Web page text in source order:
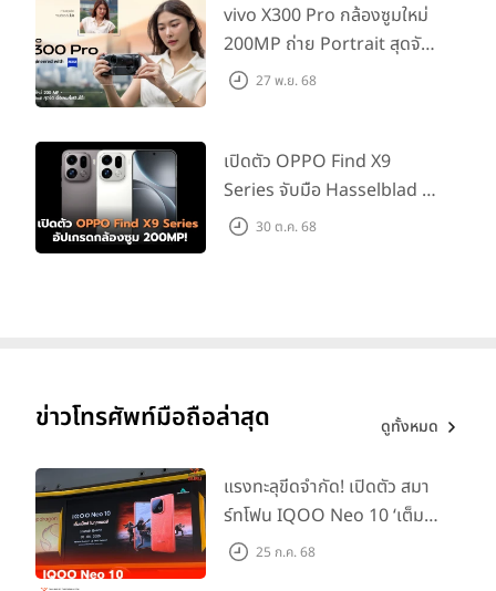
vivo X300 Pro กล้องซูมใหม่
200MP ถ่าย Portrait สุดจัด
ต่อเลนส์เสริมได้!
27 พ.ย. 68
เปิดตัว OPPO Find X9
Series จับมือ Hasselblad อัป
เกรดกล้องซูม 200MP!
30 ต.ค. 68
ข่าวโทรศัพท์มือถือล่าสุด ดูทั้งหมด
แรงทะลุขีดจำกัด! เปิดตัว สมา
ร์ทโฟน IQOO Neo 10 ‘เต็ม
แม็กซ์ในทุกแมตช์’ ในราคาเริ่ม
25 ก.ค. 68